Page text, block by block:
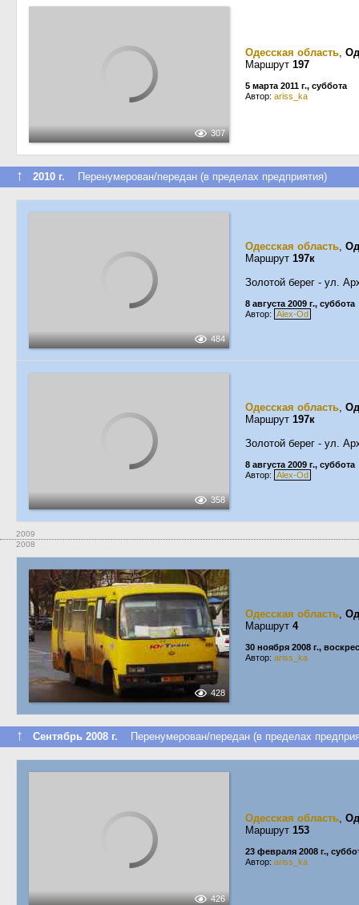
307
Одесская область,
Маршрут 197
5 марта 2011 г., суббота
Автор: ariss_ka
↑ 2010 г. Перенумерован/передан (в пределах предприятия)
484
Одесская область,
Маршрут 197к
Золотой берег - ул.
8 августа 2009 г., суббота
Автор: Alex-Od
358
Одесская область,
Маршрут 197к
Золотой берег - ул.
8 августа 2009 г., суббота
Автор: Alex-Od
2009
2008
428
Одесская область,
Маршрут 4
30 ноября 2008 г.,
Автор: ariss_ka
↑ Сентябрь 2008 г. Перенумерован/передан (в пределах
426
Одесская область,
Маршрут 153
23 февраля 2008 г.,
Автор: ariss_ka